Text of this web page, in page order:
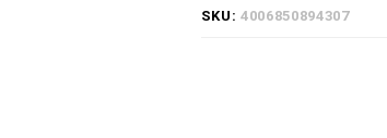
SKU:4006850894307